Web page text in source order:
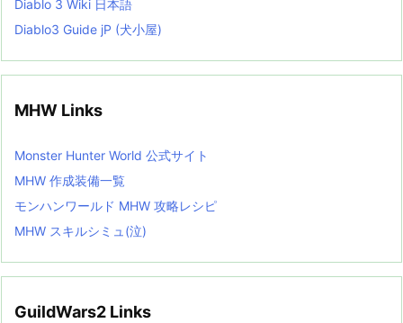
Diablo 3 Wiki 日本語
Diablo3 Guide jP (犬小屋)
MHW Links
Monster Hunter World 公式サイト
MHW 作成装備一覧
モンハンワールド MHW 攻略レシピ
MHW スキルシミュ(泣)
GuildWars2 Links